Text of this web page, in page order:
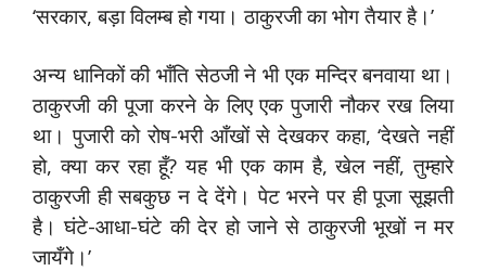
‘सरकार, बड़ा विलम्ब हो गया। ठाकुरजी का भोग तैयार है।’
अन्य धानिकों की भाँति सेठजी ने भी एक मन्दिर बनवाया था।
ठाकुरजी की पूजा करने के लिए एक पुजारी नौकर रख लिया
था। पुजारी को रोष-भरी आँखों से देखकर कहा, ‘देखते नहीं
हो, क्या कर रहा हूँ? यह भी एक काम है, खेल नहीं, तुम्हारे
ठाकुरजी ही सबकुछ न दे देंगे। पेट भरने पर ही पूजा सूझती
है। घंटे-आधा-घंटे की देर हो जाने से ठाकुरजी भूखों न मर
जायँगे।’